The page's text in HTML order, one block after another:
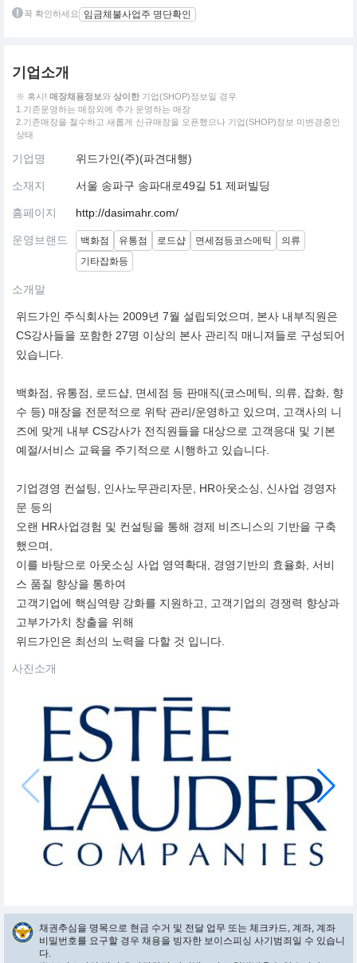
꼭 확인하세요 임금체불사업주 명단확인
기업소개
※ 혹시! 매장채용정보와 상이한 기업(SHOP)정보일 경우
1.기존운영하는 매장외에 추가 운영하는 매장
2.기존매장을 철수하고 새롭게 신규매장을 오픈했으나 기업(SHOP)정보 미변경중인
상태
기업명 위드가인(주)(파견대행)
소재지 서울 송파구 송파대로49길 51 제퍼빌딩
홈페이지 http://dasimahr.com/
운영브랜드 백화점 유통점 로드샵 면세점등코스메틱
의류
기타잡화등
소개말
위드가인 주식회사는 2009년 7월 설립되었으며, 본사 내부직원은
CS강사들을 포함한 27명 이상의 본사 관리직 매니져들로 구성되어
있습니다.
백화점, 유통점, 로드샵, 면세점 등 판매직(코스메틱, 의류, 잡화, 향
수 등) 매장을 전문적으로 위탁 관리/운영하고 있으며, 고객사의 니
즈에 맞게 내부 CS강사가 전직원들을 대상으로 고객응대 및 기본
예절/서비스 교육을 주기적으로 시행하고 있습니다.
기업경영 컨설팅, 인사노무관리자문, HR아웃소싱, 신사업 경영자
문 등의
오랜 HR사업경험 및 컨설팅을 통해 경제 비즈니스의 기반을 구축
했으며,
이를 바탕으로 아웃소싱 사업 영역확대, 경영기반의 효율화, 서비
스 품질 향상을 통하여
고객기업에 핵심역량 강화를 지원하고, 고객기업의 경쟁력 향상과
고부가가치 창출을 위해
위드가인은 최선의 노력을 다할 것 입니다.
사진소개
채권추심을 명목으로 현금 수거 및 전달 업무 또는 체크카드, 계좌, 계좌
비밀번호를 요구할 경우 채용을 빙자한 보이스피싱 사기범죄일 수 있습니
다.